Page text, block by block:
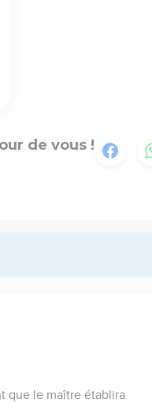
de vous !
que le maître établira